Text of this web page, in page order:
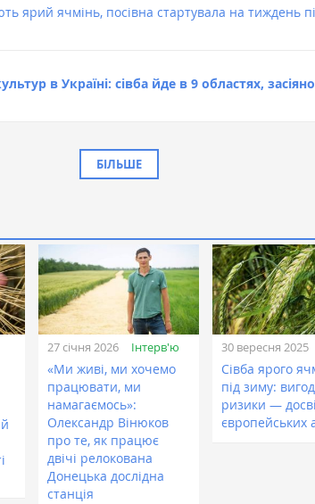
ярий ячмінь, посівна стартувала на тиждень
в Україні: сівба йде в 9 областях,
БІЛЬШЕ
27 січня 2026 Інтерв'ю
«Ми живі, ми хочемо
працювати, ми
намагаємось»:
Олександр Вінюков
про те, як працює
двічі релокована
Донецька дослідна
станція
30 вересня 2025
Сівба ярого
під зиму:
ризики —
європейських